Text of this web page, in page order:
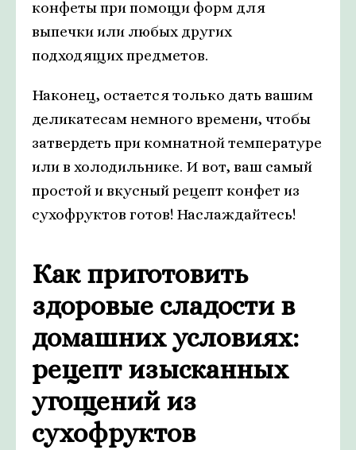
конфеты при помощи форм для
выпечки или любых других
подходящих предметов.
Наконец, остается только дать вашим
деликатесам немного времени, чтобы
затвердеть при комнатной температуре
или в холодильнике. И вот, ваш самый
простой и вкусный рецепт конфет из
сухофруктов готов! Наслаждайтесь!
Как приготовить
здоровые сладости в
домашних условиях:
рецепт изысканных
угощений из
сухофруктов